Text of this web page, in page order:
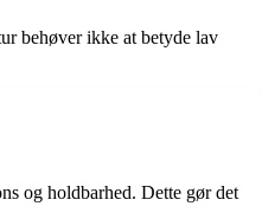
behøver ikke at betyde lav
og holdbarhed. Dette gør det